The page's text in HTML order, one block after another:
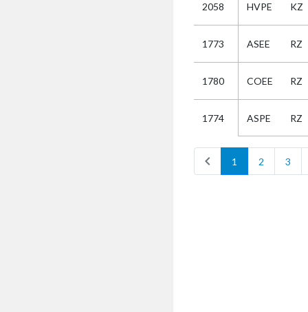
2058 HVPE KZ
1773 ASEE RZ
1780 COEE RZ
1774 ASPE RZ
chevron_left 1 2 3